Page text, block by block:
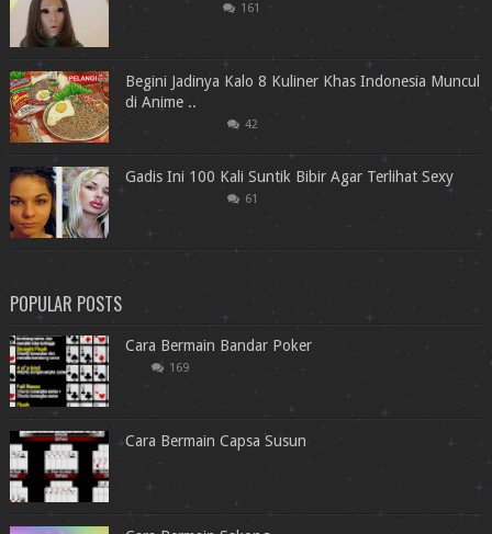
161
Begini Jadinya Kalo 8 Kuliner Khas Indonesia Muncul
di Anime ..
42
Gadis Ini 100 Kali Suntik Bibir Agar Terlihat Sexy
61
POPULAR POSTS
Cara Bermain Bandar Poker
169
Cara Bermain Capsa Susun